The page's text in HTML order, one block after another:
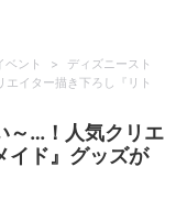
ベント >
ディズニースト
エイター描き下ろし『リト
～…！人気クリエ
イド』グッズが